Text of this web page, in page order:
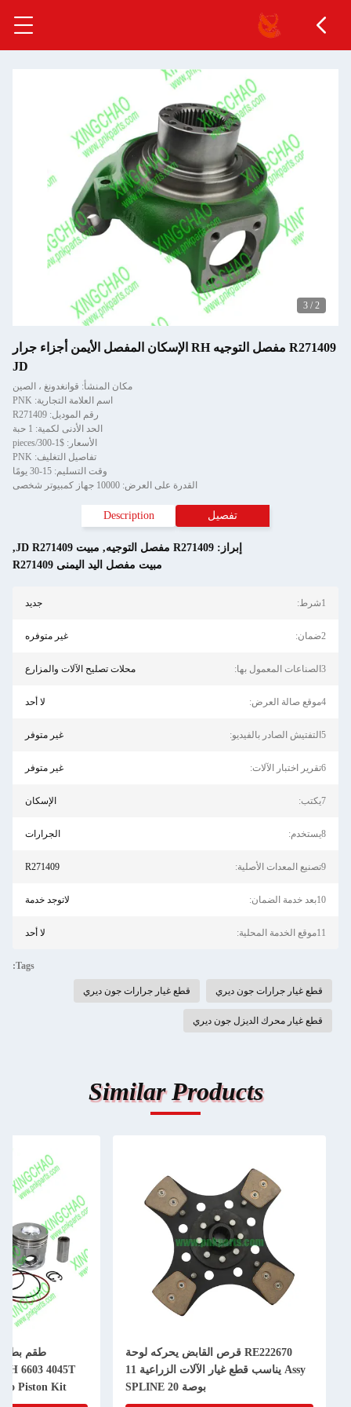
2
/
3
R271409 مفصل التوجيه RH الإسكان المفصل الأيمن أجزاء جرار
JD
مكان المنشأ: قوانغدونغ ، الصين
اسم العلامة التجارية: PNK
رقم الموديل: R271409
الحد الأدنى لكمية: 1 حبة
الأسعار: $1-300/pieces
تفاصيل التغليف: PNK
وقت التسليم: 15-30 يومًا
القدرة على العرض: 10000 جهاز كمبيوتر شخصى
تفصيل Description
إبراز: R271409 مفصل التوجيه , مبيت JD R271409
,
مبيت مفصل اليد اليمنى R271409
1شرط: جديد
2ضمان: غير متوفره
3الصناعات المعمول بها: محلات تصليح الآلات والمزارع
4موقع صالة العرض: لا أحد
5التفتيش الصادر بالفيديو: غير متوفر
6تقرير اختبار الآلات: غير متوفر
7يكتب: الإسكان
8يستخدم: الجرارات
9تصنيع المعدات الأصلية: R271409
10بعد خدمة الضمان: لاتوجد خدمة
11موقع الخدمة المحلية: لا أحد
Tags:
قطع غيار جرارات جون ديري قطع غيار جرارات جون ديري
قطع غيار محرك الديزل جون ديري
Similar Products
RE222670 قرص القابض يحركه لوحة
Assy يناسب قطع غيار الآلات الزراعية 11
بوصة 20 SPLINE
6603 4045T
Piston Kit